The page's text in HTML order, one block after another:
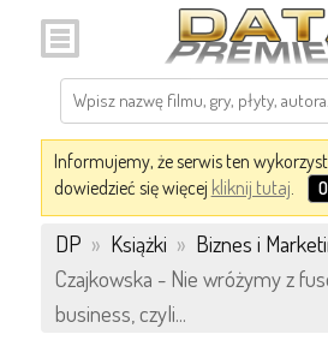
Informujemy, że serwis ten
dowiedzieć się więcej kliknij tutaj.
DP » Książki » Biznes i
Czajkowska - Nie wróżymy z
business, czyli...